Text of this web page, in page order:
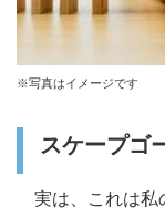
※写真はイメージです
スケープゴ
実は、これは私